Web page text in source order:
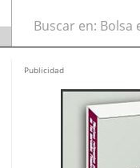
Buscar en:
Publicidad